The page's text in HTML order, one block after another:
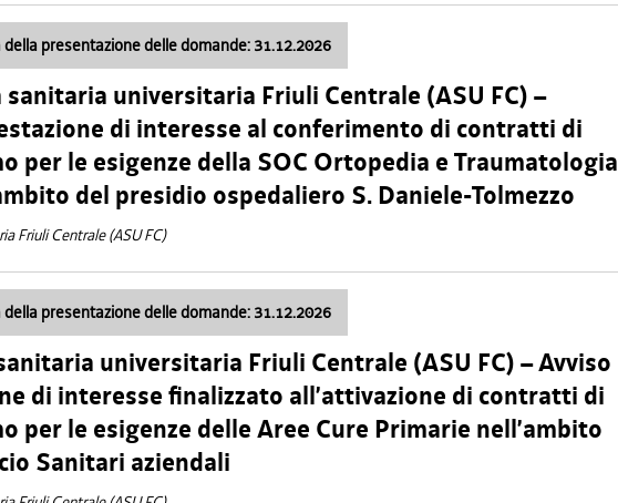
della presentazione delle domande: 31.12.2026
universitaria Friuli Centrale (ASU FC) –
di interesse al conferimento di contratti di
per le esigenze della SOC Ortopedia e Traumatologia
del presidio ospedaliero S. Daniele-Tolmezzo
Friuli Centrale (ASU FC)
della presentazione delle domande: 31.12.2026
universitaria Friuli Centrale (ASU FC) – Avviso
di interesse finalizzato all’attivazione di contratti di
per le esigenze delle Aree Cure Primarie nell’ambito
Sanitari aziendali